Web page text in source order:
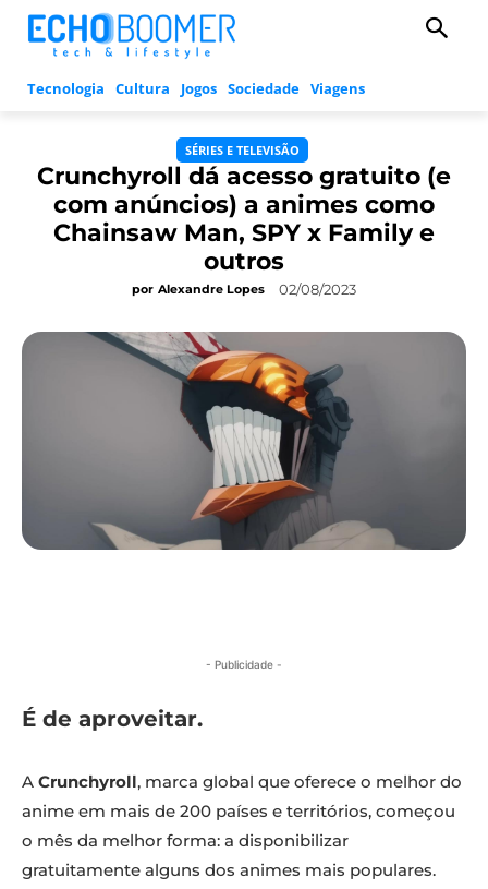
Tecnologia Cultura Jogos Sociedade Viagens
SÉRIES E TELEVISÃO
Crunchyroll dá acesso gratuito (e
com anúncios) a animes como
Chainsaw Man, SPY x Family e
outros
por Alexandre Lopes 02/08/2023
- Publicidade -
É de aproveitar.
A Crunchyroll, marca global que oferece o melhor do
anime em mais de 200 países e territórios, começou
o mês da melhor forma: a disponibilizar
gratuitamente alguns dos animes mais populares.